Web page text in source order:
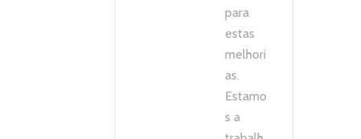
para
estas
melhori
as.
Estamo
s a